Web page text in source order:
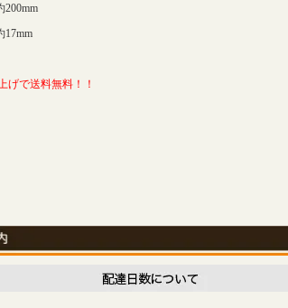
200mm
17mm
げで送料無料！！